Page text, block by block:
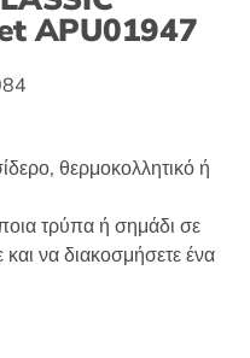
APU01947
θερμοκολλητικό ή
τρύπα ή σημάδι σε
να διακοσμήσετε ένα